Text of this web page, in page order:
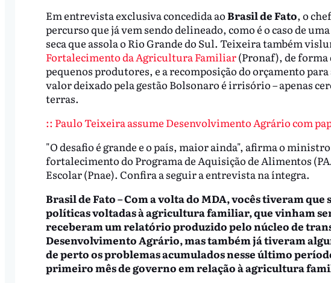
Em entrevista exclusiva concedida aoBrasil de Fato, o
percurso que já vem sendo delineado, como é o caso de
seca que assola o Rio Grande do Sul. Teixeira também
Fortalecimento da Agricultura Familiar(Pronaf), de forma
pequenos produtores, e a recomposição do orçamento
valor deixado pela gestão Bolsonaro é irrisório – apenas
terras.
:: Paulo Teixeira assume Desenvolvimento Agrário com
"O desafio é grande e o país, maior ainda", afirma o
fortalecimento do Programa de Aquisição de Alimentos
Escolar (Pnae). Confira a seguir a entrevista na íntegra.
Brasil de Fato – Com a volta do MDA, vocês tiveram
políticas voltadas à agricultura familiar, que vinham
receberam um relatório produzido pelo núcleo de
Desenvolvimento Agrário, mas também já tiveram
de perto os problemas acumulados nesse último
primeiro mês de governo em relação à agricultura